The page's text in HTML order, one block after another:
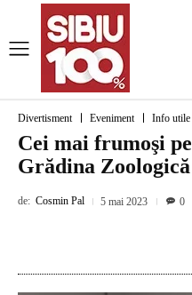
Divertisment Eveniment Info utile
Cei mai frumoşi
Grădina Zoologică
de: Cosmin Pal 5 mai 2023 0